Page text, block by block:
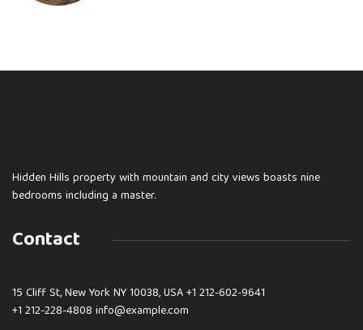
Hidden Hills property with mountain and city views boasts nine
bedrooms including a master.
Contact
15 Cliff St, New York NY 10038, USA+1 212-602-9641
+1 212-228-4808 info@example.com